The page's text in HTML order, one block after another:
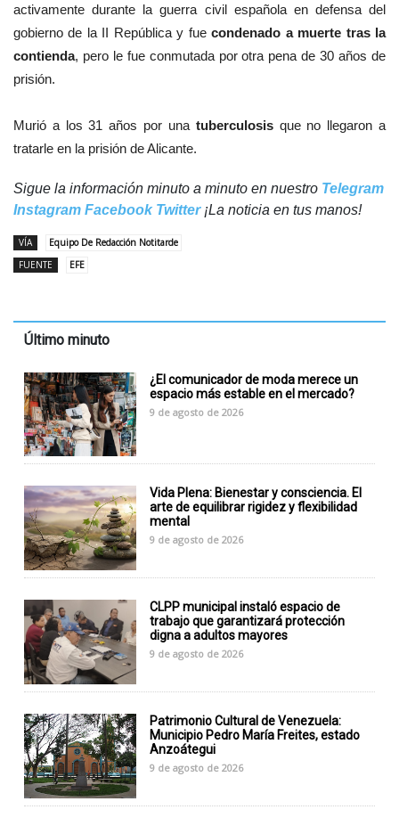
activamente durante la guerra civil española en defensa del
gobierno de la II República y fuecondenado a muerte tras la
contienda, pero le fue conmutada por otra pena de 30 años de
prisión.
Murió a los 31 años por una tuberculosisque no llegaron a
tratarle en la prisión de Alicante.
Sigue la información minuto a minuto en nuestro Telegram
Instagram Facebook Twitter¡La noticia en tus manos!
VÍA
Equipo De Redacción Notitarde
FUENTE
EFE
Último minuto
¿El comunicador de moda merece un
espacio más estable en el mercado?
9 de agosto de 2026
Vida Plena: Bienestar y consciencia. El
arte de equilibrar rigidez y flexibilidad
mental
9 de agosto de 2026
CLPP municipal instaló espacio de
trabajo que garantizará protección
digna a adultos mayores
9 de agosto de 2026
Patrimonio Cultural de Venezuela:
Municipio Pedro María Freites, estado
Anzoátegui
9 de agosto de 2026